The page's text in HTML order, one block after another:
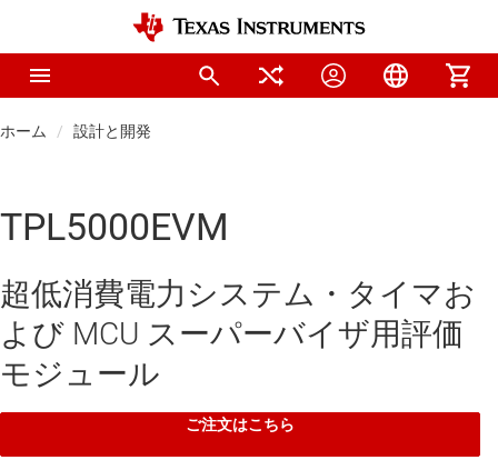
ホーム 設計と開発
TPL5000EVM
超低消費電力システム・タイマお
よび MCU スーパーバイザ用評価
モジュール
ご注文はこちら